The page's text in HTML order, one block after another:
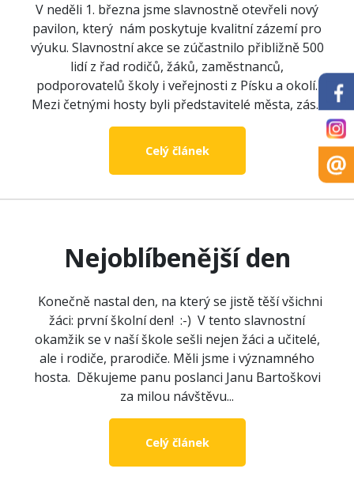
V neděli 1. března jsme slavnostně otevřeli nový
pavilon, který nám poskytuje kvalitní zázemí pro
výuku. Slavnostní akce se zúčastnilo přibližně 500
lidí z řad rodičů, žáků, zaměstnanců,
podporovatelů školy i veřejnosti z Písku a okolí.
Mezi četnými hosty byli představitelé města, zás...
Celý článek
Nejoblíbenější den
Konečně nastal den, na který se jistě těší všichni
žáci: první školní den! :-) V tento slavnostní
okamžik se v naší škole sešli nejen žáci a učitelé,
ale i rodiče, prarodiče. Měli jsme i významného
hosta. Děkujeme panu poslanci Janu Bartoškovi
za milou návštěvu...
Celý článek